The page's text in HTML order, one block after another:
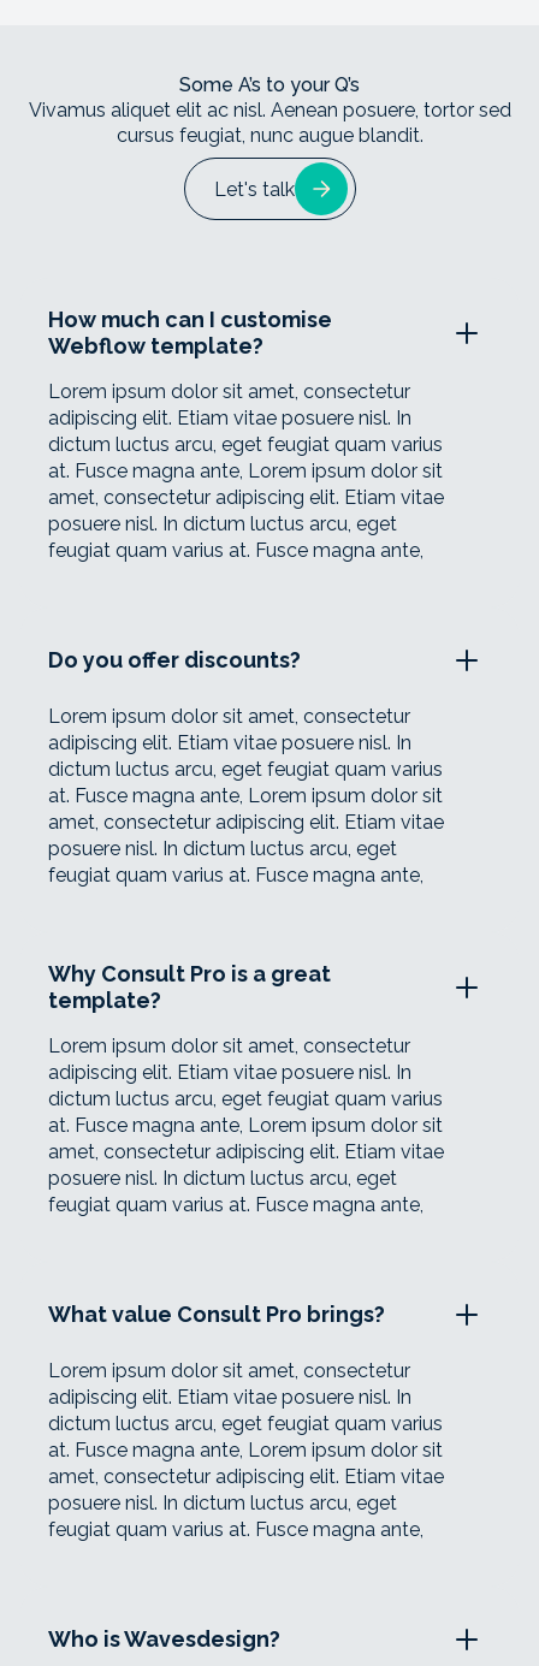
Some A’s to your Q’s
Vivamus aliquet elit ac nisl. Aenean posuere, tortor sed
cursus feugiat, nunc augue blandit.
Let's talk
How much can I customise
Webflow template?
Lorem ipsum dolor sit amet, consectetur
adipiscing elit. Etiam vitae posuere nisl. In
dictum luctus arcu, eget feugiat quam varius
at. Fusce magna ante, Lorem ipsum dolor sit
amet, consectetur adipiscing elit. Etiam vitae
posuere nisl. In dictum luctus arcu, eget
feugiat quam varius at. Fusce magna ante,
Do you offer discounts?
Lorem ipsum dolor sit amet, consectetur
adipiscing elit. Etiam vitae posuere nisl. In
dictum luctus arcu, eget feugiat quam varius
at. Fusce magna ante, Lorem ipsum dolor sit
amet, consectetur adipiscing elit. Etiam vitae
posuere nisl. In dictum luctus arcu, eget
feugiat quam varius at. Fusce magna ante,
Why Consult Pro is a great
template?
Lorem ipsum dolor sit amet, consectetur
adipiscing elit. Etiam vitae posuere nisl. In
dictum luctus arcu, eget feugiat quam varius
at. Fusce magna ante, Lorem ipsum dolor sit
amet, consectetur adipiscing elit. Etiam vitae
posuere nisl. In dictum luctus arcu, eget
feugiat quam varius at. Fusce magna ante,
What value Consult Pro brings?
Lorem ipsum dolor sit amet, consectetur
adipiscing elit. Etiam vitae posuere nisl. In
dictum luctus arcu, eget feugiat quam varius
at. Fusce magna ante, Lorem ipsum dolor sit
amet, consectetur adipiscing elit. Etiam vitae
posuere nisl. In dictum luctus arcu, eget
feugiat quam varius at. Fusce magna ante,
Who is Wavesdesign?